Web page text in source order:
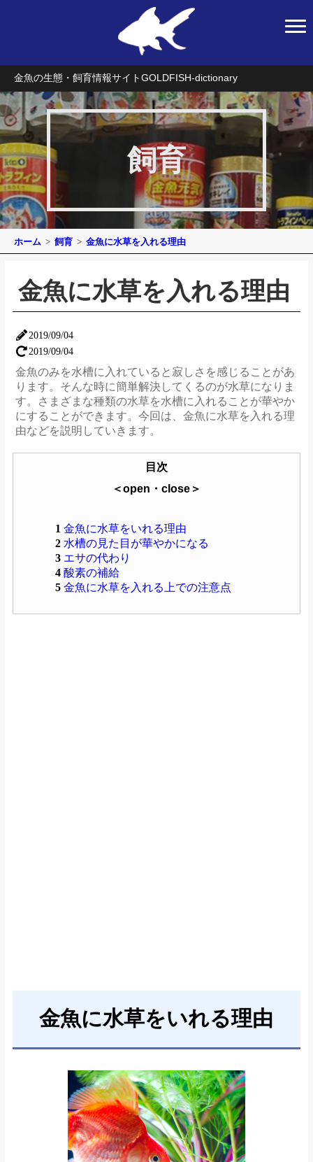
金魚の生態・飼育情報サイトGOLDFISH-dictionary
飼育
ホーム 飼育 金魚に水草を入れる理由
金魚に水草を入れる理由
2019/09/04
2019/09/04
金魚のみを水槽に入れていると寂しさを感じることがあ
ります。そんな時に簡単解決してくるのが水草になりま
す。さまざまな種類の水草を水槽に入れることが華やか
にすることができます。今回は、金魚に水草を入れる理
由などを説明していきます。
目次
＜open・close＞
1 金魚に水草をいれる理由
2水槽の見た目が華やかになる
3エサの代わり
4酸素の補給
5金魚に水草を入れる上での注意点
金魚に水草をいれる理由